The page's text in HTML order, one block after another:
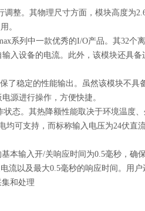
整。其物理尺寸方面，模块高度为
。
系列中一款优秀的I/O产品。其32个
入设备的电流。此外，该模块还具
了稳定的性能输出。虽然该模块不具
源进行操作，方便快捷。
态。其热降额性能取决于环境温度
均可支持，而标称输入电压为24伏直
本输入开/关响应时间为0.5毫秒，确
以及最大0.5毫秒的响应时间。用户
和处理